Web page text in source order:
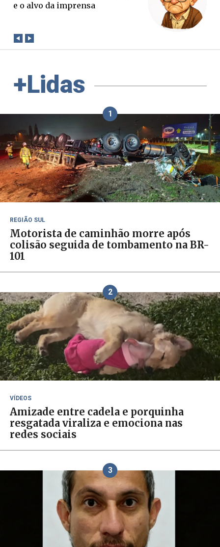
verdade. Mas quem paga a
+Lidas
1
REGIÃO SUL
Motorista de caminhão morre após
colisão seguida de tombamento na BR-
101
2
VÍDEOS
Amizade entre cadela e porquinha
resgatada viraliza e emociona nas
redes sociais
3